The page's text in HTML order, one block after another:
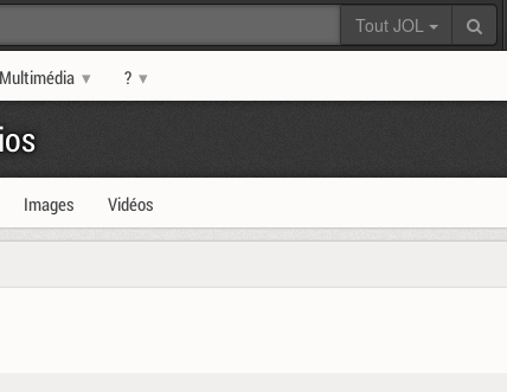
Tout JOL
Multimédia ?
Images Vidéos